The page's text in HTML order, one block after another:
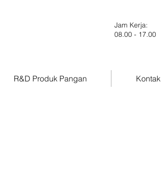
Jam Kerja:
08.00 - 17.00
R&D Produk Pangan Kontak